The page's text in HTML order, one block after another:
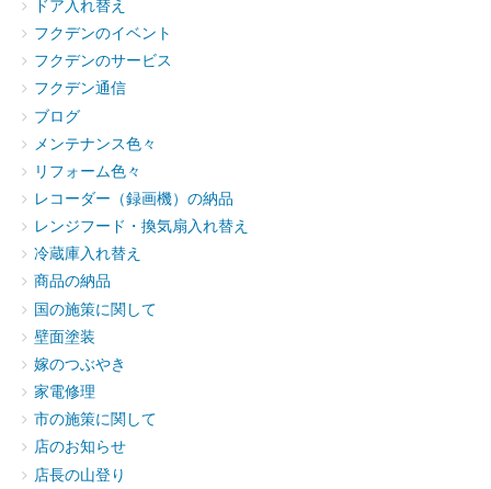
ドア入れ替え
フクデンのイベント
フクデンのサービス
フクデン通信
ブログ
メンテナンス色々
リフォーム色々
レコーダー（録画機）の納品
レンジフード・換気扇入れ替え
冷蔵庫入れ替え
商品の納品
国の施策に関して
壁面塗装
嫁のつぶやき
家電修理
市の施策に関して
店のお知らせ
店長の山登り